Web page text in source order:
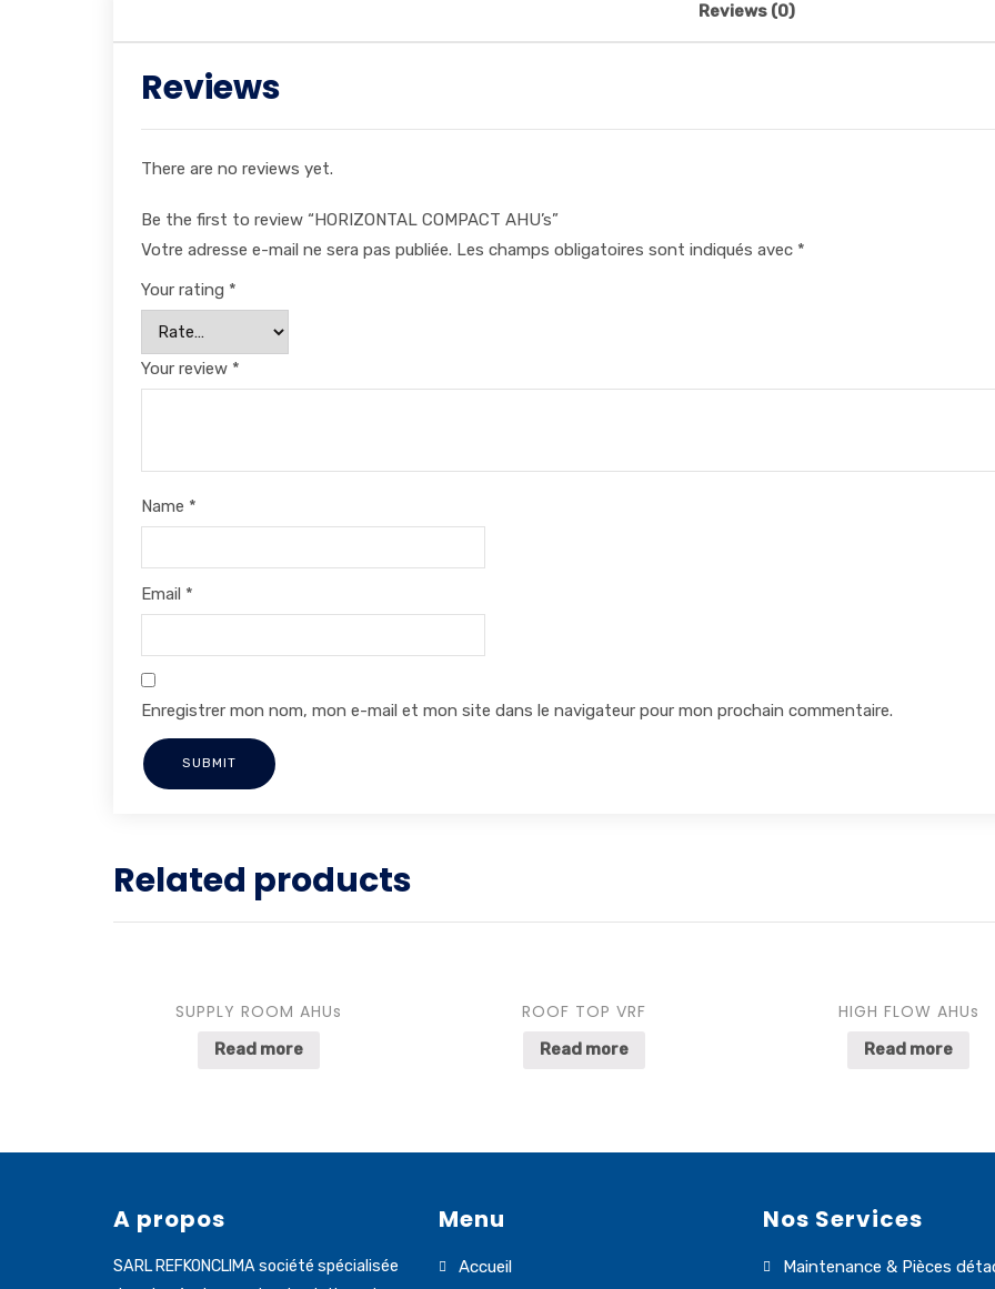
Reviews (0)
Reviews
There are no reviews yet.
Be the first to review “HORIZONTAL COMPACT AHU’s”
Votre adresse e-mail ne sera pas publiée. Les champs obligatoires sont indiqués avec *
Your rating *
Your review *
Name *
Email *
Enregistrer mon nom, mon e-mail et mon site dans le navigateur pour mon prochain commentaire.
Related products
SUPPLY ROOM AHUs
Read more
ROOF TOP VRF
Read more
HIGH FLOW AHUs
Read more
A propos
SARL REFKONCLIMA société spécialisée
Menu
Accueil
Nos Services
Maintenance & Pièces